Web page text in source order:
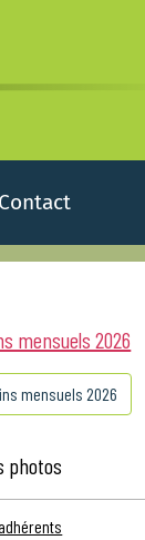
Contact
mensuels 2026
mensuels 2026
photos